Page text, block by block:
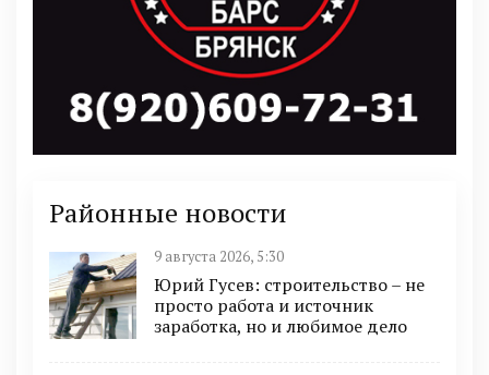
Районные новости
9 августа 2026, 5:30
Юрий Гусев: строительство – не
просто работа и источник
заработка, но и любимое дело